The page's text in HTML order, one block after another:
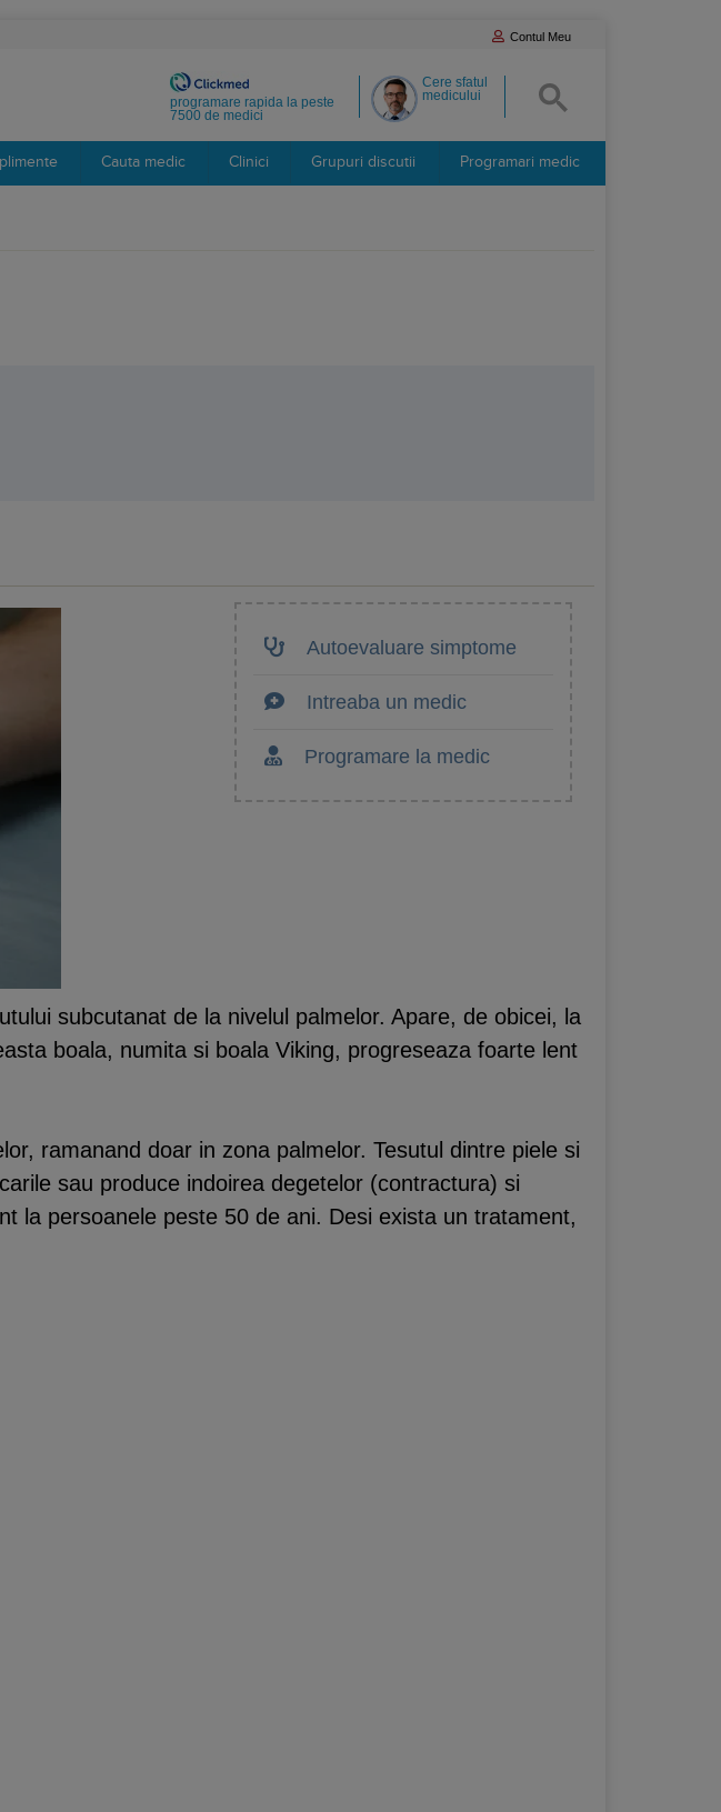
Contul Meu
Cere sfatul
medicului
programare rapida la peste
7500 de medici
Cauta medic Clinici Grupuri discutii Programari medic
Autoevaluare simptome
Intreaba un medic
Programare la medic
subcutanat de la nivelul palmelor. Apare, de obicei, la
boala, numita si boala Viking, progreseaza foarte lent
ramanand doar in zona palmelor. Tesutul dintre piele si
sau produce indoirea degetelor (contractura) si
la persoanele peste 50 de ani. Desi exista un tratament,